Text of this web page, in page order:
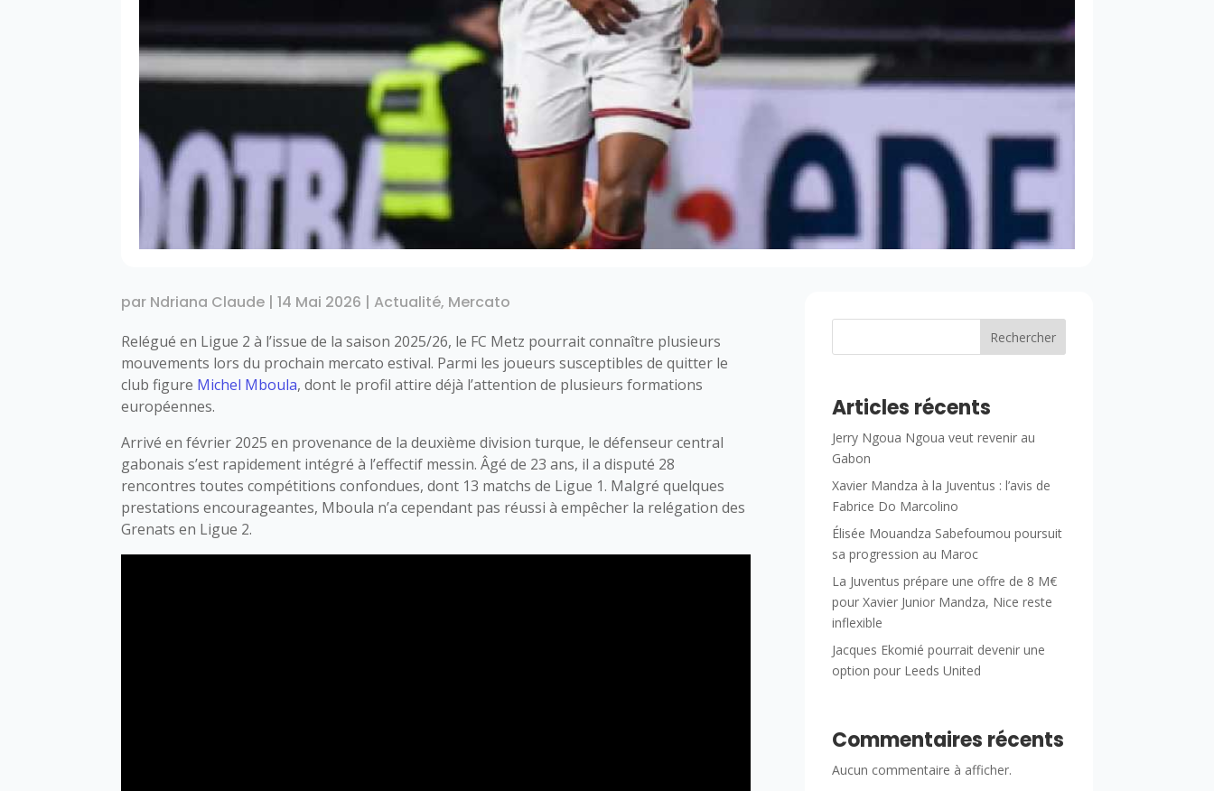
par Ndriana Claude |14 Mai 2026 |Actualité, Mercato
Relégué en Ligue 2 à l’issue de la saison 2025/26, le FC Metz pourrait connaître plusieurs
mouvements lors du prochain mercato estival. Parmi les joueurs susceptibles de quitter le
club figure Michel Mboula, dont le profil attire déjà l’attention de plusieurs formations
européennes.
Arrivé en février 2025 en provenance de la deuxième division turque, le défenseur central
gabonais s’est rapidement intégré à l’effectif messin. Âgé de 23 ans, il a disputé 28
rencontres toutes compétitions confondues, dont 13 matchs de Ligue 1. Malgré quelques
prestations encourageantes, Mboula n’a cependant pas réussi à empêcher la relégation des
Grenats en Ligue 2.
Rechercher
Articles récents
Jerry Ngoua Ngoua veut revenir au
Gabon
Xavier Mandza à la Juventus : l’avis de
Fabrice Do Marcolino
Élisée Mouandza Sabefoumou poursuit
sa progression au Maroc
La Juventus prépare une offre de 8 M€
pour Xavier Junior Mandza, Nice reste
inflexible
Jacques Ekomié pourrait devenir une
option pour Leeds United
Commentaires récents
Aucun commentaire à afficher.